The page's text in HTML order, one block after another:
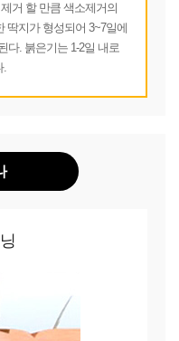
거 할 만큼 색소제거의
딱지가 형성되어 3~7일에
다. 붉은기는 1-2일 내로
.